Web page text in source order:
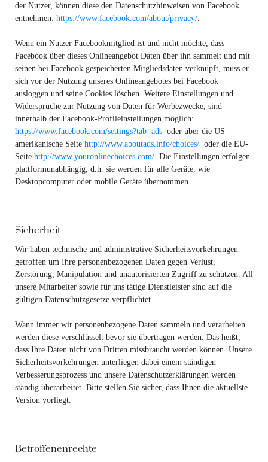
der Nutzer, können diese den Datenschutzhinweisen von Facebook
entnehmen: https://www.facebook.com/about/privacy/.
Wenn ein Nutzer Facebookmitglied ist und nicht möchte, dass
Facebook über dieses Onlineangebot Daten über ihn sammelt und mit
seinen bei Facebook gespeicherten Mitgliedsdaten verknüpft, muss er
sich vor der Nutzung unseres Onlineangebotes bei Facebook
ausloggen und seine Cookies löschen. Weitere Einstellungen und
Widersprüche zur Nutzung von Daten für Werbezwecke, sind
innerhalb der Facebook-Profileinstellungen möglich:
https://www.facebook.com/settings?tab=adsoder über die US-
amerikanische Seite http://www.aboutads.info/choices/oder die EU-
Seite http://www.youronlinechoices.com/. Die Einstellungen erfolgen
plattformunabhängig, d.h. sie werden für alle Geräte, wie
Desktopcomputer oder mobile Geräte übernommen.
Sicherheit
Wir haben technische und administrative Sicherheitsvorkehrungen
getroffen um Ihre personenbezogenen Daten gegen Verlust,
Zerstörung, Manipulation und unautorisierten Zugriff zu schützen. All
unsere Mitarbeiter sowie für uns tätige Dienstleister sind auf die
gültigen Datenschutzgesetze verpflichtet.
Wann immer wir personenbezogene Daten sammeln und verarbeiten
werden diese verschlüsselt bevor sie übertragen werden. Das heißt,
dass Ihre Daten nicht von Dritten missbraucht werden können. Unsere
Sicherheitsvorkehrungen unterliegen dabei einem ständigen
Verbesserungsprozess und unsere Datenschutzerklärungen werden
ständig überarbeitet. Bitte stellen Sie sicher, dass Ihnen die aktuellste
Version vorliegt.
Betroffenenrechte